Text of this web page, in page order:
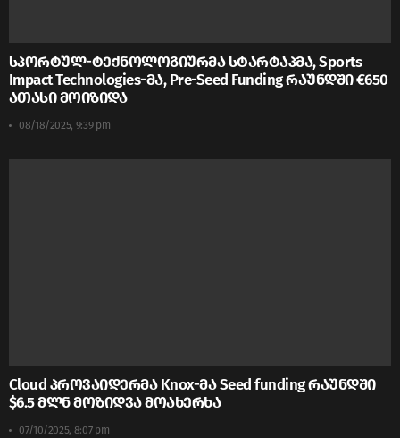
სპორტულ-ტექნოლოგიურმა სტარტაპმა, Sports
Impact Technologies-მა, Pre-Seed Funding რაუნდში €650
ათასი მოიზიდა
08/18/2025, 9:39 pm
Cloud პროვაიდერმა Knox-მა Seed funding რაუნდში
$6.5 მლნ მოზიდვა მოახერხა
07/10/2025, 8:07 pm